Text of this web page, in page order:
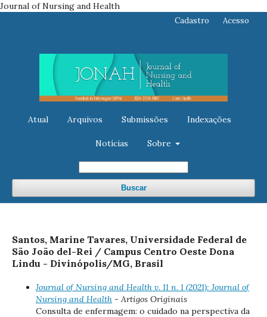
Journal of Nursing and Health
Atual Arquivos Submissões Indexações
Notícias Sobre
Buscar
Cadastro Acesso
Santos, Marine Tavares, Universidade Federal de
São João del-Rei / Campus Centro Oeste Dona
Lindu - Divinópolis/MG, Brasil
Journal of Nursing and Health v. 11 n. 1 (2021): Journal of
Nursing and Health - Artigos Originais
Consulta de enfermagem: o cuidado na perspectiva da